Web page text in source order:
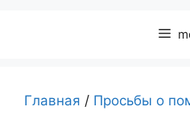
Главная / Просьбы о